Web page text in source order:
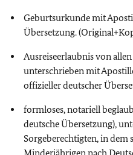
Geburtsurkunde mit
Übersetzung.
Ausreiseerlaubnis von
unterschrieben mit
offizieller deutscher
formloses, notariell
deutsche Übersetzung),
Sorgeberechtigten, in dem